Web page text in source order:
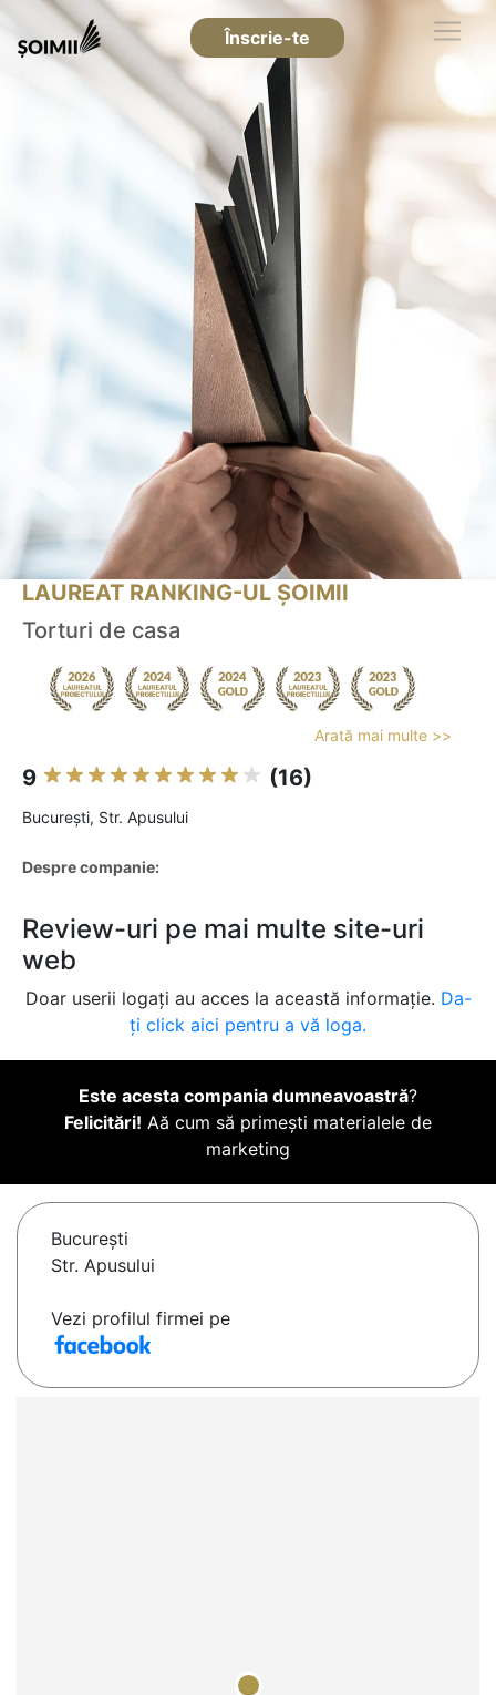
Înscrie-te
LAUREAT RANKING-UL ȘOIMII
Torturi de casa
Arată mai multe >>
9 (16)
Bucureşti, Str. Apusului
Despre companie:
Review-uri pe mai multe site-uri
web
Doar userii logați au acces la această informație. Da-
ți click aici pentru a vă loga.
Este acesta compania dumneavoastră?
Felicitări! Aă cum să primești materialele de
marketing
Bucureşti
Str. Apusului
Vezi profilul firmei pe